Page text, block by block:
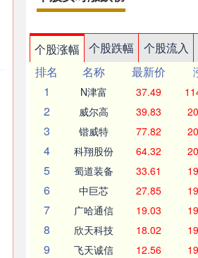
个股涨幅 个股跌幅 个股流入
排名
名称 最新价
1
N津富 37.49
2 威尔高 39.83
3 锴威特 77.82
4 科翔股份 64.32
5 蜀道装备 33.61
6 中巨芯 27.85
7 广哈通信 19.03
8 欣天科技 18.02
9 飞天诚信 12.56